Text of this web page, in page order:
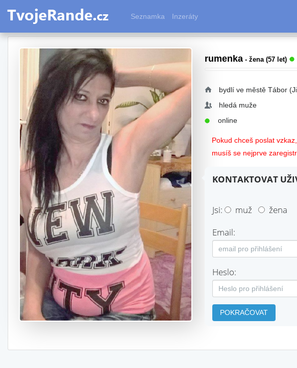
Seznamka Inzeráty
rumenka - žena (57 let)
bydlí ve městě Tábor
hledá muže
online
Pokud chceš poslat
musíš se nejprve
KONTAKTOVAT
Jsi: muž
žena
Email:
Heslo:
POKRAČOVAT